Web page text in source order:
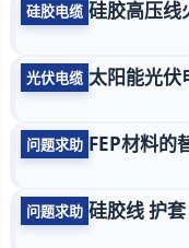
硅胶电缆 硅胶高压线
光伏电缆 太阳能光伏
问题求助 FEP材料的
问题求助 硅胶线 护